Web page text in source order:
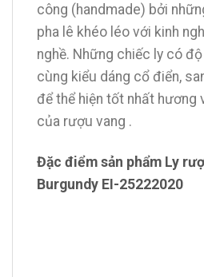
công (handmade) bởi
pha lê khéo léo với kinh
nghề. Những chiếc ly có
cùng kiểu dáng cổ điển,
để thể hiện tốt nhất hương
của rượu vang .
Đặc điểm sản phẩm Ly
Burgundy EI-25222020